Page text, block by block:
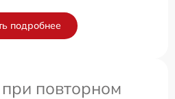
подробнее
повторном